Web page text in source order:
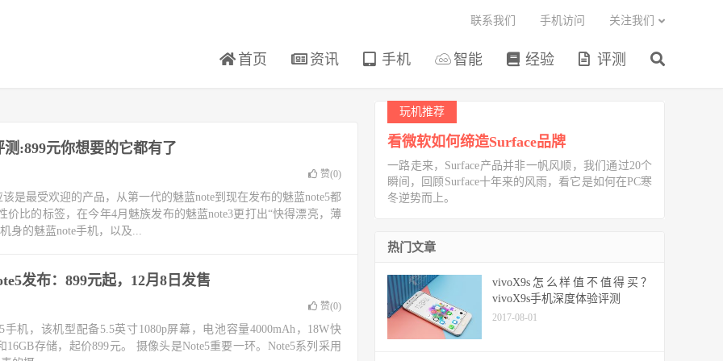
首页 资讯 手机 智能 经验 评测
联系我们 手机访问 关注我们
测:899元你想要的它都有了
赞(0)
是最受欢迎的产品，从第一代的魅蓝note到现在发布的魅蓝note5都
价比的标签，在今年4月魅族发布的魅蓝note3更打出“快得漂亮，薄
身的魅蓝note手机，以及...
发布：899元起，12月8日发售
赞(0)
机，该机型配备5.5英寸1080p屏幕，电池容量4000mAh，18W快
16GB存储，起价899元。 摄像头是Note5重要一环。Note5系列采用
玩机推荐
看微软如何缔造Surface品牌
一路走来，Surface产品并非一帆风顺，我们通过20个
瞬间，回顾Surface十年来的风雨，看它是如何在PC寒
冬逆势而上。
热门文章
vivoX9s怎么样值不值得买？
vivoX9s手机深度体验评测
2017-08-01